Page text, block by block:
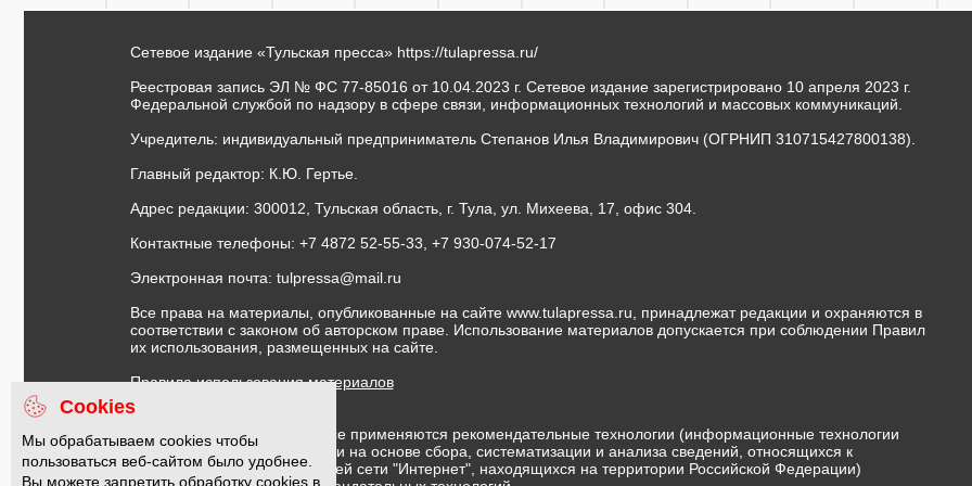
Сетевое издание «Тульская пресса» https://tulapressa.ru/
Реестровая запись ЭЛ № ФС 77-85016 от 10.04.2023 г. Сетевое издание зарегистрировано 10 апреля 2023 г.
Федеральной службой по надзору в сфере связи, информационных технологий и массовых коммуникаций.
Учредитель: индивидуальный предприниматель Степанов Илья Владимирович (ОГРНИП 310715427800138).
Главный редактор: К.Ю. Гертье.
Адрес редакции: 300012, Тульская область, г. Тула, ул. Михеева, 17, офис 304.
Контактные телефоны: +7 4872 52-55-33, +7 930-074-52-17
Электронная почта: tulpressa@mail.ru
Все права на материалы, опубликованные на сайте www.tulapressa.ru, принадлежат редакции и охраняются в
соответствии с законом об авторском праве. Использование материалов допускается при соблюдении Правил
их использования, размещенных на сайте.
Правила использования материалов
Договор публичной оферты
На информационном ресурсе применяются рекомендательные технологии (информационные технологии
предоставления информации на основе сбора, систематизации и анализа сведений, относящихся к
предпочтениям пользователей сети "Интернет", находящихся на территории Российской Федерации)
Cookies
Мы обрабатываем cookies чтобы
пользоваться веб-сайтом было удобнее.
Вы можете запретить обработку cookies в